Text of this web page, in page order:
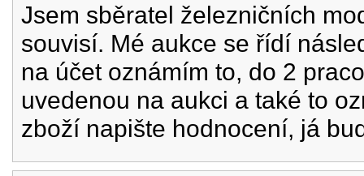
Jsem sběratel železničních
souvisí. Mé aukce se řídí
na účet oznámím to, do 2
uvedenou na aukci a také to
zboží napište hodnocení, já